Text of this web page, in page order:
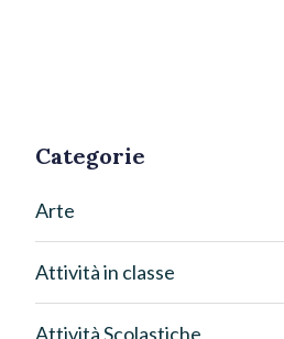
Categorie
Arte
Attività in classe
Attività Scolastiche